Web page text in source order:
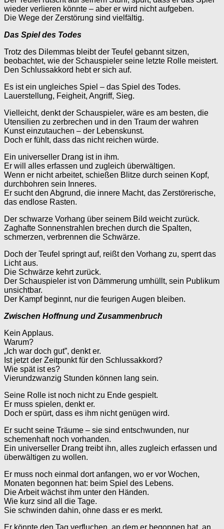
wieder verlieren könnte – aber er wird nicht aufgeben.
Die Wege der Zerstörung sind vielfältig.
Das Spiel des Todes
Trotz des Dilemmas bleibt der Teufel gebannt sitzen,
beobachtet, wie der Schauspieler seine letzte Rolle meistert.
Den Schlussakkord hebt er sich auf.
Es ist ein ungleiches Spiel – das Spiel des Todes.
Lauerstellung, Feigheit, Angriff, Sieg.
Vielleicht, denkt der Schauspieler, wäre es am besten, die
Utensilien zu zerbrechen und in den Traum der wahren
Kunst einzutauchen – der Lebenskunst.
Doch er fühlt, dass das nicht reichen würde.
Ein universeller Drang ist in ihm.
Er will alles erfassen und zugleich überwältigen.
Wenn er nicht arbeitet, schießen Blitze durch seinen Kopf,
durchbohren sein Inneres.
Er sucht den Abgrund, die innere Macht, das Zerstörerische,
das endlose Rasten.
Der schwarze Vorhang über seinem Bild weicht zurück.
Zaghafte Sonnenstrahlen brechen durch die Spalten,
schmerzen, verbrennen die Schwärze.
Doch der Teufel springt auf, reißt den Vorhang zu, sperrt das
Licht aus.
Die Schwärze kehrt zurück.
Der Schauspieler ist von Dämmerung umhüllt, sein Publikum
unsichtbar.
Der Kampf beginnt, nur die feurigen Augen bleiben.
Zwischen Hoffnung und Zusammenbruch
Kein Applaus.
Warum?
„Ich war doch gut”, denkt er.
Ist jetzt der Zeitpunkt für den Schlussakkord?
Wie spät ist es?
Vierundzwanzig Stunden können lang sein.
Seine Rolle ist noch nicht zu Ende gespielt.
Er muss spielen, denkt er.
Doch er spürt, dass es ihm nicht genügen wird.
Er sucht seine Träume – sie sind entschwunden, nur
schemenhaft noch vorhanden.
Ein universeller Drang treibt ihn, alles zugleich erfassen und
überwältigen zu wollen.
Er muss noch einmal dort anfangen, wo er vor Wochen,
Monaten begonnen hat: beim Spiel des Lebens.
Die Arbeit wächst ihm unter den Händen.
Wie kurz sind all die Tage.
Sie schwinden dahin, ohne dass er es merkt.
Er könnte den Tag verfluchen, an dem er begonnen hat, an